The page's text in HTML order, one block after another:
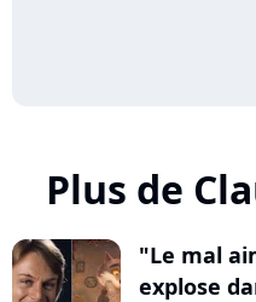
Plus de
"Le mal
explose